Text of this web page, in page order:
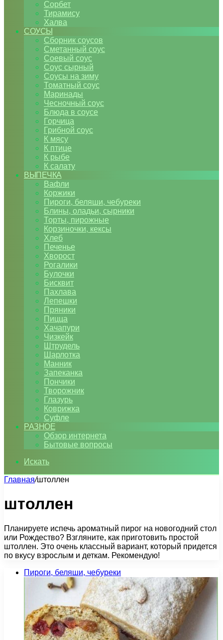
Сорбет
Тирамису
Халва
СОУСЫ
Сборник соусов
Сметанный соус
Соевый соус
Соус сырный
Соусы на зиму
Томатный соус
Маринады
Чесночный соус
Блюда в соусе
Горчица
Грибной соус
К мясу
К птице
К рыбе
К салату
ВЫПЕЧКА
Вафли
Коржики
Пироги, беляши, чебуреки
Блины, оладьи, сырники
Торты, пирожные
Корзиночки, кексы
Хлеб
Печенье
Хворост
Рогалики
Булочки
Бисквит
Пахлава
Лепешки
Пряники
Пицца
Хачапури
Чизкейк
Штрудель
Шарлотка
Манник
Запеканка
Пончики
Творожник
Глазурь
Коврижка
Суфле
РАЗНОЕ
Обзор интернета
Бытовые вопросы
Искать
Главная/штоллен
штоллен
Планируете испечь ароматный пирог на новогодний стол
или Рождество? Взгляните, как приготовить простой
штоллен. Это очень классный вариант, который придется
по вкусу взрослым и деткам. Рекомендую!
Пироги, беляши, чебуреки